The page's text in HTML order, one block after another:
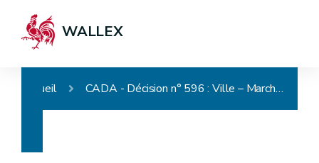
WALLEX
Accueil CADA - Décision n° 596 : Ville – Marché public – Décision d'attribution – Examen des offres – Communication en cours de procédure – Perte d'objet